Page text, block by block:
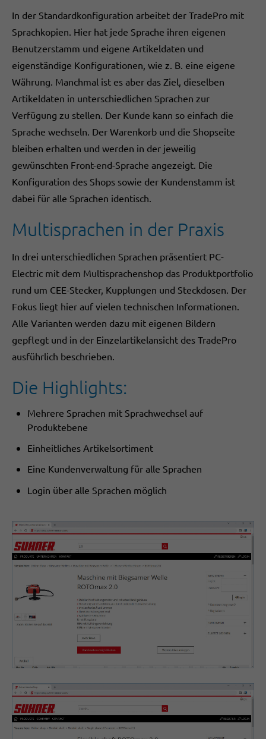
In der Standardkonfiguration arbeitet der TradePro mit
Sprachkopien. Hier hat jede Sprache ihren eigenen
Benutzerstamm und eigene Artikeldaten und
eigenständige Konfigurationen, wie z. B. eine eigene
Währung. Manchmal ist es aber das Ziel, dieselben
Artikeldaten in unterschiedlichen Sprachen zur
Verfügung zu stellen. Der Kunde kann so einfach die
Sprache wechseln. Der Warenkorb und die Shopseite
bleiben erhalten und werden in der jeweilig
gewünschten Front-end-Sprache angezeigt. Die
Konfiguration des Shops sowie der Kundenstamm ist
dabei für alle Sprachen identisch.
Multisprachen in der Praxis
In drei unterschiedlichen Sprachen präsentiert PC-
Electric mit dem Multisprachenshop das Produktportfolio
rund um CEE-Stecker, Kupplungen und Steckdosen. Der
Fokus liegt hier auf vielen technischen Informationen.
Alle Varianten werden dazu mit eigenen Bildern
gepflegt und in der Einzelartikelansicht des TradePro
ausführlich beschrieben.
Die Highlights:
Mehrere Sprachen mit Sprachwechsel auf
Produktebene
Einheitliches Artikelsortiment
Eine Kundenverwaltung für alle Sprachen
Login über alle Sprachen möglich